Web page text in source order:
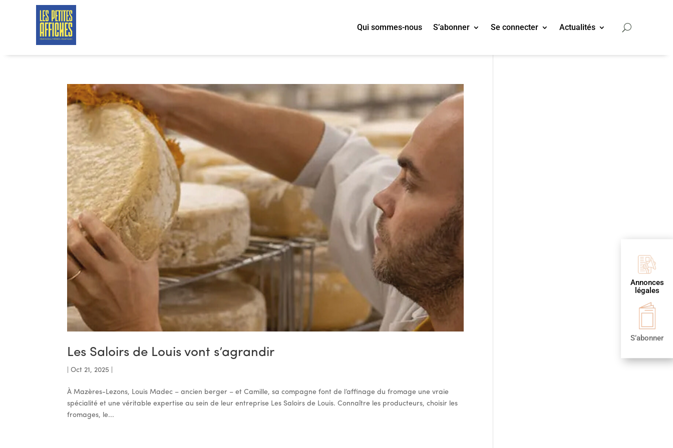
Qui sommes-nous S’abonner Se connecter Actualités
Annonces
légales
S’abonner
Les Saloirs de Louis vont s’agrandir
|Oct 21, 2025
À Mazères-Lezons, Louis Madec – ancien berger – et Camille, sa compagne font de l’affinage du fromage une vraie
spécialité et une véritable expertise au sein de leur entreprise Les Saloirs de Louis. Connaître les producteurs, choisir les
fromages, le...